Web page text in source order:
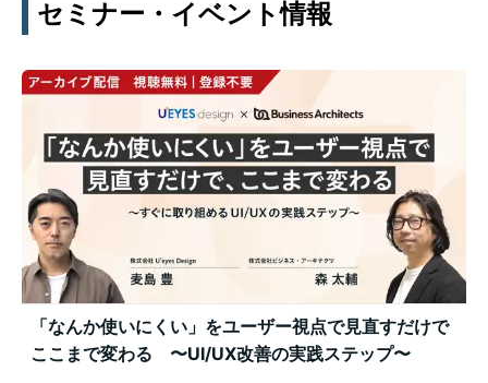
セミナー・イベント情報
「なんか使いにくい」をユーザー視点で見直すだけで
ここまで変わる 〜UI/UX改善の実践ステップ〜